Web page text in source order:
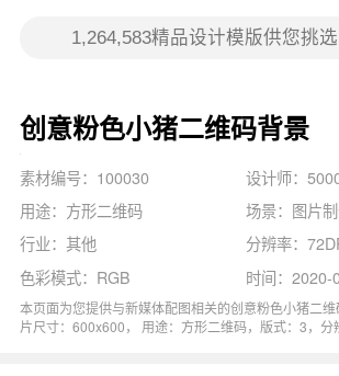
创意粉色小猪二维码背景
素材编号：100030
设计师：
用途：方形二维码
场景：图片
行业：其他
分辨率：
色彩模式：RGB
时间：2020-
本页面为您提供与新媒体配图相关的创意粉色小猪二维码
片尺寸：600x600， 用途：方形二维码，版式：3，分辨率：72DPI，色彩